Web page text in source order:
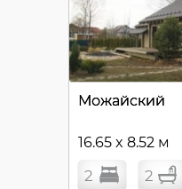
Можайский
16.65 x 8.52 м
2 2